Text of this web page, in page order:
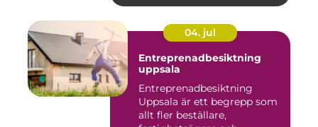
04. jul
Entreprenadbesiktning
uppsala
Entreprenadbesiktning
Uppsala är ett begrepp som
allt fler beställare,